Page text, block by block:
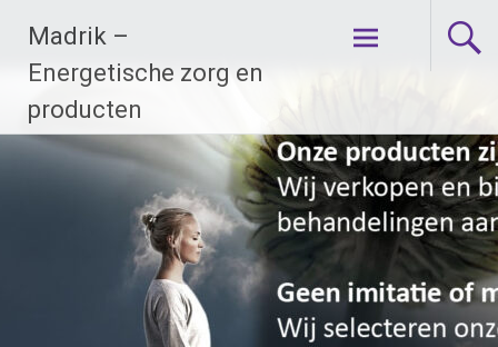
naarMadrik –
Energetische zorg en
producten